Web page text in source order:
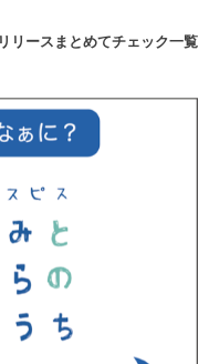
リースまとめてチェック一覧